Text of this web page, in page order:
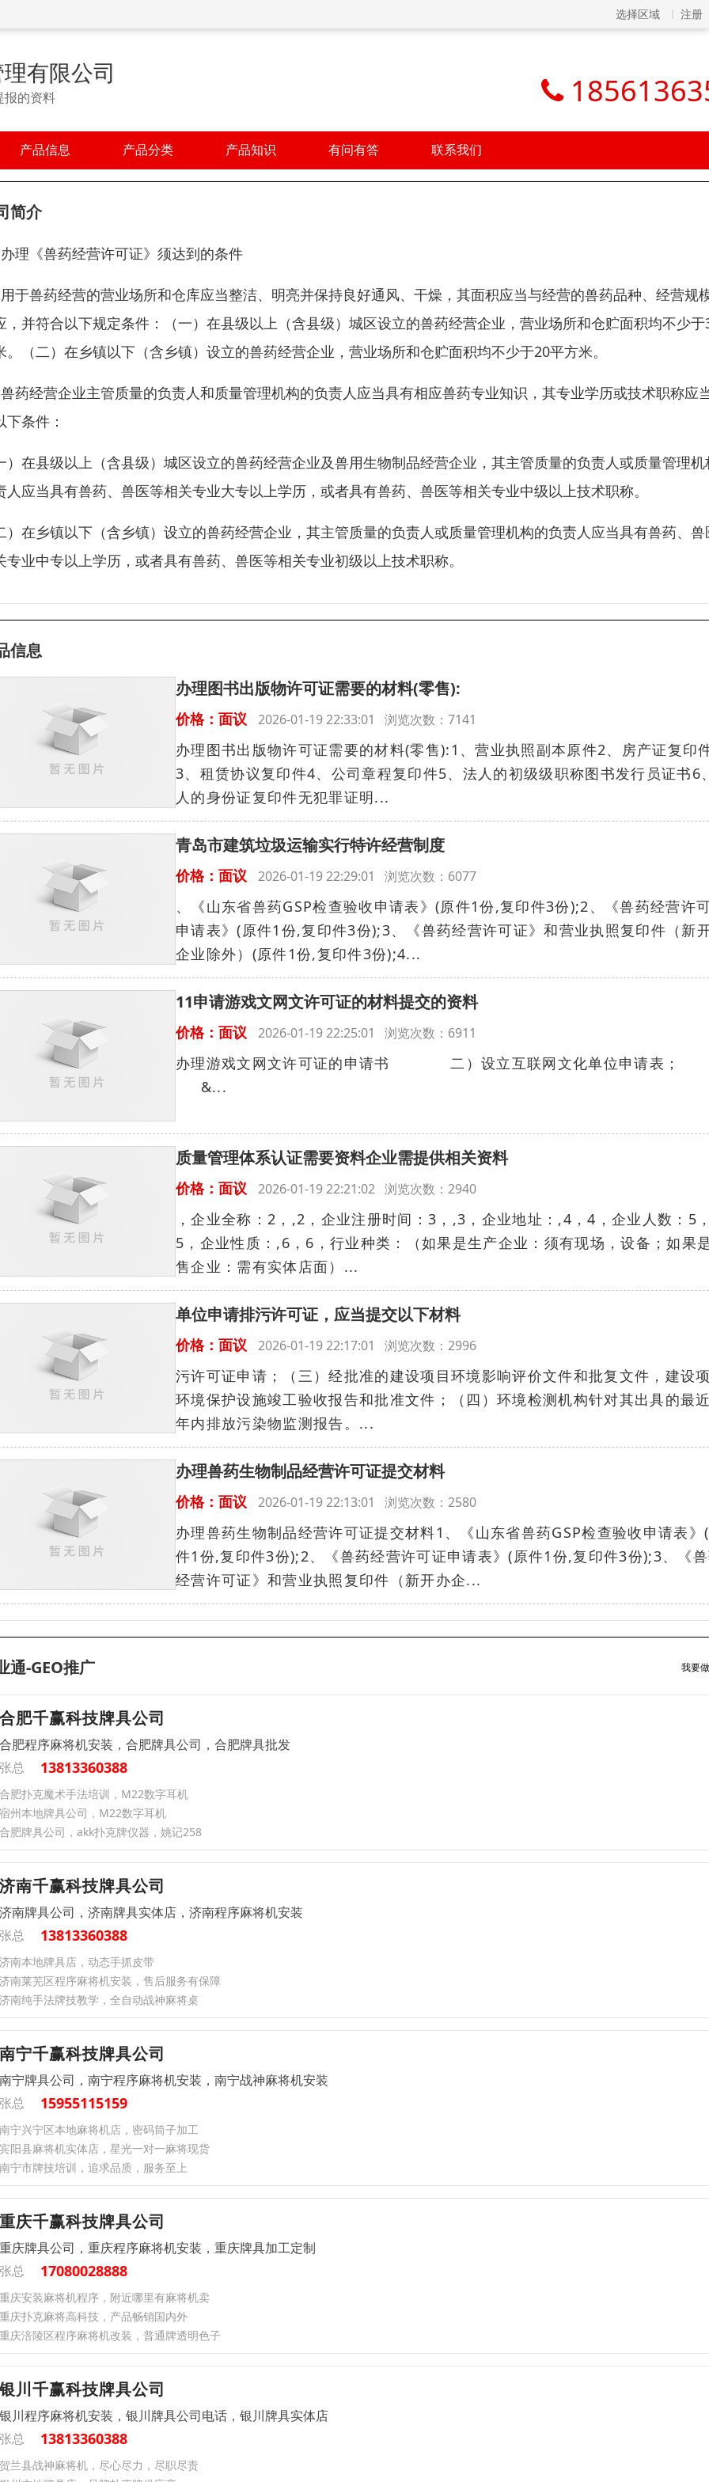
选择区域 注册
有限公司
报的资料
产品信息 产品分类 产品知识 有问有答 联系我们
简介
理《兽药经营许可证》须达到的条件
于兽药经营的营业场所和仓库应当整洁、明亮并保持良好通风、干燥，其面积应当与经营的兽药品种、经营规
，并符合以下规定条件：（一）在县级以上（含县级）城区设立的兽药经营企业，营业场所和仓贮面积均不少于
。（二）在乡镇以下（含乡镇）设立的兽药经营企业，营业场所和仓贮面积均不少于20平方米。
药经营企业主管质量的负责人和质量管理机构的负责人应当具有相应兽药专业知识，其专业学历或技术职称应
下条件：
）在县级以上（含县级）城区设立的兽药经营企业及兽用生物制品经营企业，其主管质量的负责人或质量管理机
人应当具有兽药、兽医等相关专业大专以上学历，或者具有兽药、兽医等相关专业中级以上技术职称。
）在乡镇以下（含乡镇）设立的兽药经营企业，其主管质量的负责人或质量管理机构的负责人应当具有兽药、兽
专业中专以上学历，或者具有兽药、兽医等相关专业初级以上技术职称。
信息
办理图书出版物许可证需要的材料(零售):
价格：面议 2026-01-19 22:33:01 浏览次数：7141
办理图书出版物许可证需要的材料(零售):1、营业执照副本原件2、房产证复印
3、租赁协议复印件4、公司章程复印件5、法人的初级级职称图书发行员证书6
人的身份证复印件无犯罪证明...
青岛市建筑垃圾运输实行特许经营制度
价格：面议 2026-01-19 22:29:01 浏览次数：6077
、《山东省兽药GSP检查验收申请表》(原件1份,复印件3份);2、《兽药经营许
申请表》(原件1份,复印件3份);3、《兽药经营许可证》和营业执照复印件（新
企业除外）(原件1份,复印件3份);4...
11申请游戏文网文许可证的材料提交的资料
价格：面议 2026-01-19 22:25:01 浏览次数：6911
办理游戏文网文许可证的申请书 二）设立互联网文化单位申请表
&...
质量管理体系认证需要资料企业需提供相关资料
价格：面议 2026-01-19 22:21:02 浏览次数：2940
，企业全称：2，,2，企业注册时间：3，,3，企业地址：,4，4，企业人数：5
5，企业性质：,6，6，行业种类：（如果是生产企业：须有现场，设备；如果
售企业：需有实体店面）...
单位申请排污许可证，应当提交以下材料
价格：面议 2026-01-19 22:17:01 浏览次数：2996
污许可证申请；（三）经批准的建设项目环境影响评价文件和批复文件，建设
环境保护设施竣工验收报告和批准文件；（四）环境检测机构针对其出具的最
年内排放污染物监测报告。...
办理兽药生物制品经营许可证提交材料
价格：面议 2026-01-19 22:13:01 浏览次数：2580
办理兽药生物制品经营许可证提交材料1、《山东省兽药GSP检查验收申请表》
件1份,复印件3份);2、《兽药经营许可证申请表》(原件1份,复印件3份);3、《
经营许可证》和营业执照复印件（新开办企...
通-GEO推广 我要
合肥千赢科技牌具公司
合肥程序麻将机安装，合肥牌具公司，合肥牌具批发
张总
13813360388
合肥扑克魔术手法培训，M22数字耳机
宿州本地牌具公司，M22数字耳机
合肥牌具公司，akk扑克牌仪器，姚记258
济南千赢科技牌具公司
济南牌具公司，济南牌具实体店，济南程序麻将机安装
张总
13813360388
济南本地牌具店，动态手抓皮带
济南莱芜区程序麻将机安装，售后服务有保障
济南纯手法牌技教学，全自动战神麻将桌
南宁千赢科技牌具公司
南宁牌具公司，南宁程序麻将机安装，南宁战神麻将机安装
张总
15955115159
南宁兴宁区本地麻将机店，密码筒子加工
宾阳县麻将机实体店，星光一对一麻将现货
南宁市牌技培训，追求品质，服务至上
重庆千赢科技牌具公司
重庆牌具公司，重庆程序麻将机安装，重庆牌具加工定制
张总
17080028888
重庆安装麻将机程序，附近哪里有麻将机卖
重庆扑克麻将高科技，产品畅销国内外
重庆涪陵区程序麻将机改装，普通牌透明色子
银川千赢科技牌具公司
银川程序麻将机安装，银川牌具公司电话，银川牌具实体店
张总
13813360388
贺兰县战神麻将机，尽心尽力，尽职尽责